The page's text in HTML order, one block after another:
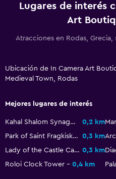
Papel higiénico
Ducha italiana
Accesibilidad y adecuación
Unidad ubicada en la planta
Hipoalergénico
Lugares de interés
Art
Atracciones en Rodas,
Ubicación de In Camera Art
Medieval Town, Rodas
Mejores lugares de interés
Kahal Shalom Synagogue 0,2 km
Park of Saint Fragkiskos
0,3 km
Lady of the Castle Cathedral 0,3 km
Roloi Clock Tower
0,4 km